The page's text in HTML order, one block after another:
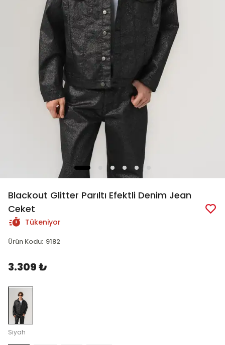
Blackout Glitter Parıltı Efektli Denim Jean
Ceket
Tükeniyor
Ürün Kodu: 9182
3.309 ₺
Siyah